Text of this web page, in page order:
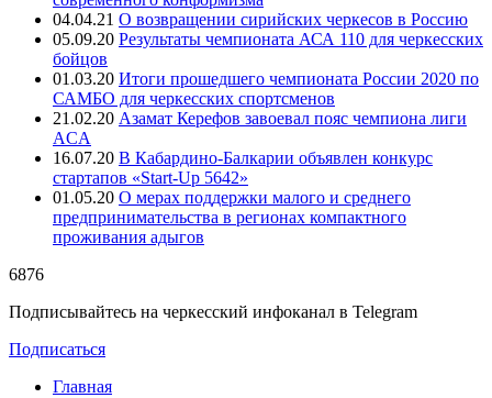
04.04.21 О возвращении сирийских черкесов в Россию
05.09.20 Результаты чемпионата АСА 110 для черкесских
бойцов
01.03.20 Итоги прошедшего чемпионата России 2020 по
САМБО для черкесских спортсменов
21.02.20 Азамат Керефов завоевал пояс чемпиона лиги
ACA
16.07.20 В Кабардино-Балкарии объявлен конкурс
стартапов «Start-Up 5642»
01.05.20 О мерах поддержки малого и среднего
предпринимательства в регионах компактного
проживания адыгов
6876
Подписывайтесь на черкесский инфоканал в Telegram
Подписаться
Главная